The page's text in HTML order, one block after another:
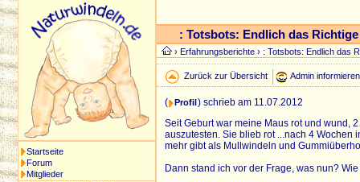
Startseite
Forum
Mitglieder
: Totsbots: Endlich das
›Erfahrungsberichte › : Totsbots: Endlich das
Zurück zur Übersicht Admin informieren
( Profil) schrieb am 11.07.2012
Seit Geburt war meine Maus rot und wund,
auszutesten. Sie blieb rot ...nach 4 Wochen
mehr gibt als Mullwindeln und
Dann stand ich vor der Frage, was nun?